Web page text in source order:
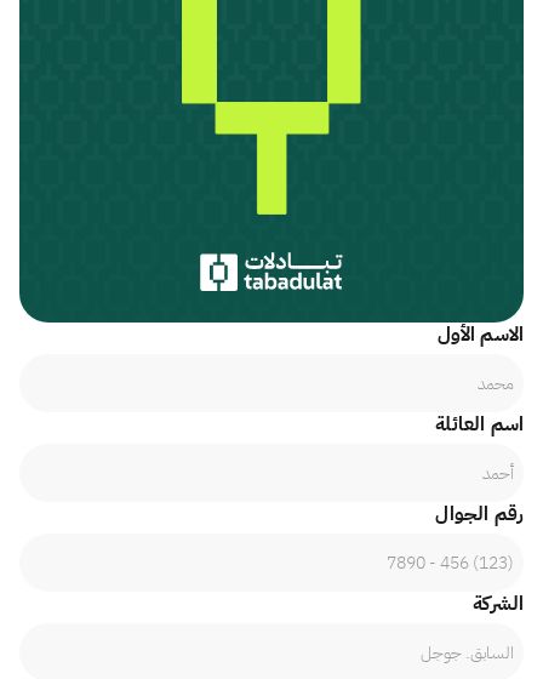
الاسم الأول
اسم العائلة
رقم الجوال
الشركة